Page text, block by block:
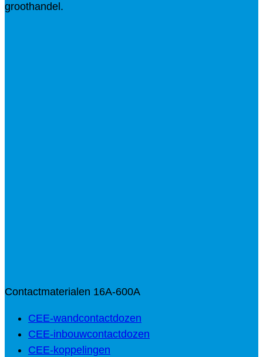
groothandel.
Contactmaterialen 16A-600A
CEE-wandcontactdozen
CEE-inbouwcontactdozen
CEE-koppelingen